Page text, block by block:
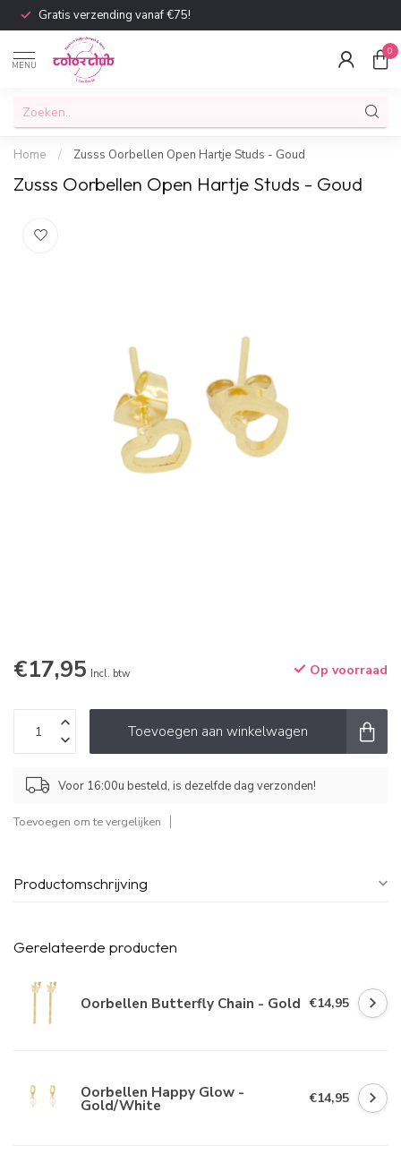
Gratis verzending vanaf €75!
MENU
0
Home / Zusss Oorbellen Open Hartje Studs - Goud
Zusss Oorbellen Open Hartje Studs - Goud
€17,95 Incl. btw Op voorraad
Toevoegen aan winkelwagen
Voor 16:00u besteld, is dezelfde dag verzonden!
Toevoegen om te vergelijken
Productomschrijving
Gerelateerde producten
Oorbellen Butterfly Chain - Gold €14,95
Oorbellen Happy Glow -
Gold/White €14,95